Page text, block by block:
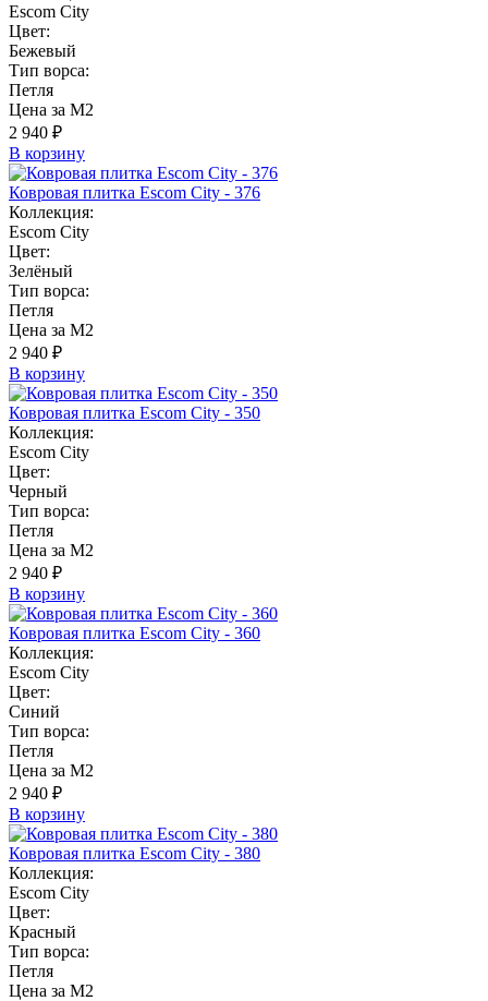
Escom City
Цвет:
Бежевый
Тип ворса:
Петля
Цена за М2
2 940 ₽
В корзину
Ковровая плитка Escom City - 376
Коллекция:
Escom City
Цвет:
Зелёный
Тип ворса:
Петля
Цена за М2
2 940 ₽
В корзину
Ковровая плитка Escom City - 350
Коллекция:
Escom City
Цвет:
Черный
Тип ворса:
Петля
Цена за М2
2 940 ₽
В корзину
Ковровая плитка Escom City - 360
Коллекция:
Escom City
Цвет:
Синий
Тип ворса:
Петля
Цена за М2
2 940 ₽
В корзину
Ковровая плитка Escom City - 380
Коллекция:
Escom City
Цвет:
Красный
Тип ворса:
Петля
Цена за М2